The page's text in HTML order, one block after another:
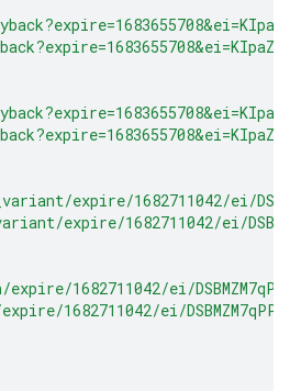
expire/1682711042/ei/
1682711042/ei/
1682711042/ei/
ei/